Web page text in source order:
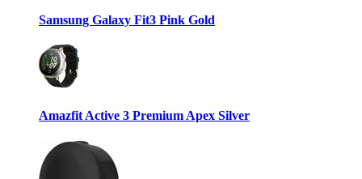
Samsung Galaxy Fit3 Pink Gold
Amazfit Active 3 Premium Apex Silver